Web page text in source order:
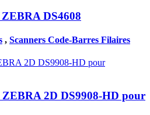
DS4608
, Scanners Code-Barres Filaires
ZEBRA 2D DS9908-HD pour